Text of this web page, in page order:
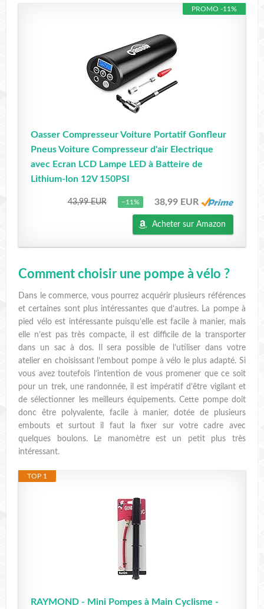
PROMO -11%
Oasser Compresseur Voiture Portatif Gonfleur
Pneus Voiture Compresseur d'air Electrique
avec Ecran LCD Lampe LED à Batteire de
Lithium-lon 12V 150PSI
43,99 EUR −11% 38,99 EUR
Acheter sur Amazon
Comment choisir une pompe à vélo ?
Dans le commerce, vous pourrez acquérir plusieurs références
et certaines sont plus intéressantes que d’autres. La pompe à
pied vélo est intéressante puisqu’elle est facile à manier, mais
elle n’est pas très compacte, il est difficile de la transporter
dans un sac à dos. Il sera possible de l’utiliser dans votre
atelier en choisissant l’embout pompe à vélo le plus adapté. Si
vous avez toutefois l’intention de vous promener que ce soit
pour un trek, une randonnée, il est impératif d’être vigilant et
de sélectionner les meilleurs équipements. Cette pompe doit
donc être polyvalente, facile à manier, dotée de plusieurs
embouts et surtout il faut la fixer sur votre cadre avec
quelques boulons. Le manomètre est un petit plus très
intéressant.
TOP 1
RAYMOND - Mini Pompes à Main Cyclisme -